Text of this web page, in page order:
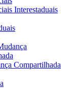
Interestaduais
Compartilhada